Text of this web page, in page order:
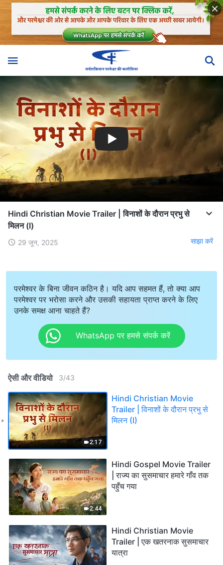
Hindi Christian Movie Trailer | विनाशों के दौरान प्रभु से
मिलन (I)
29 जून, 2025 साझा करें
परमेश्वर के बिना जीवन कठिन है। यदि आप सहमत हैं, तो क्या आप
परमेश्वर पर भरोसा करने और उसकी सहायता प्राप्त करने के लिए
उनके समक्ष आना चाहते हैं?
WhatsApp पर हमसे संपर्क करें
ऐसी और वीडियो 3/43
2:17
Hindi Christian Movie
Trailer | विनाशों के दौरान प्रभु से
मिलन (I)
2:44
Hindi Gospel Movie Trailer
| राज्य का सुसमाचार हमारे गाँव तक
पहुँच गया
Hindi Christian Movie
Trailer | एक खतरनाक सुसमाचार
यात्रा